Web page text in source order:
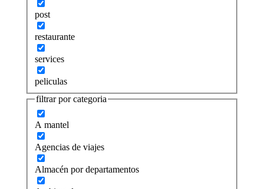
post
restaurante
services
peliculas
filtrar por categoria
A mantel
Agencias de viajes
Almacén por departamentos